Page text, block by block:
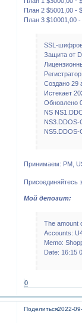
План 2 $5001,00 -
План 3 $10001,00
SSL-
Защита от
Создано 29
Истекает
Обновлено
NS
NS3.DDOS-
NS5.DDOS-
Принимаем: PM,
Мой депозит:
The amount
Accounts:
Memo:
Date: 16:15
0
Поделиться2022-